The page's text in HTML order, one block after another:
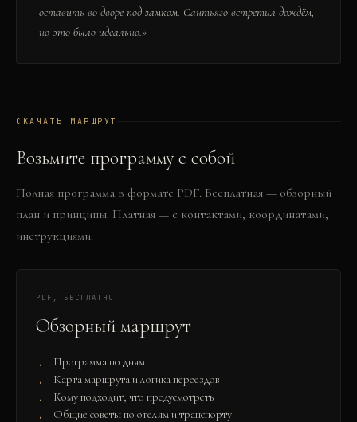
оставить во дворе под замком. Сантьяго встретил дождём,
но это было идеально.»
СКАЧАТЬ МАРШРУТ
Возьмите программу с собой
Полная программа в формате PDF. Бесплатная — обзорный
план и принципы. Платная — с контактами, координатами,
инструкциями.
PDF, БЕСПЛАТНО
Обзорный маршрут
Программа по дням
Карта маршрута и логика переездов
Кому подходит, что предусмотреть
Общие советы по отелям и транспорту